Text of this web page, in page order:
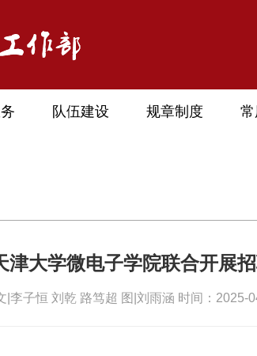
队伍建设 规章制度
津大学微电子学院联合开展
李子恒 刘乾 路笃超 图|刘雨涵 时间：2025-